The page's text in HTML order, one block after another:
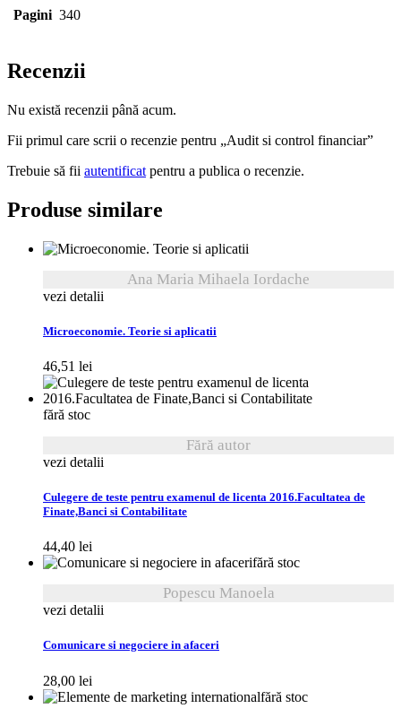
Pagini 340
Recenzii
Nu există recenzii până acum.
Fii primul care scrii o recenzie pentru „Audit si control financiar”
Trebuie să fii autentificat pentru a publica o recenzie.
Produse similare
Ana Maria Mihaela Iordache
vezi detalii
Microeconomie. Teorie si aplicatii
46,51 lei
fără stoc
Fără autor
vezi detalii
Culegere de teste pentru examenul de licenta 2016.Facultatea de
Finate,Banci si Contabilitate
44,40 lei
fără stoc
Popescu Manoela
vezi detalii
Comunicare si negociere in afaceri
28,00 lei
fără stoc